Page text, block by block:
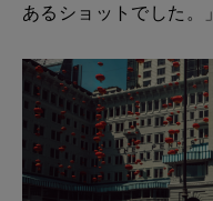
あるショットでした。」